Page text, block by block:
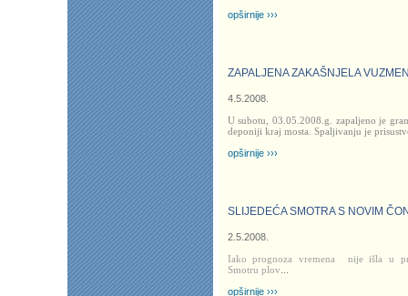
opširnije ›››
ZAPALJENA ZAKAŠNJELA
4.5.2008.
U subotu, 03.05.2008.g. zapaljeno je
deponiji kraj mosta. Spaljivanju je
opširnije ›››
SLIJEDEĆA SMOTRA S NOVIM
2.5.2008.
Iako prognoza vremena
nije išla u
Smotru plov
opširnije ›››